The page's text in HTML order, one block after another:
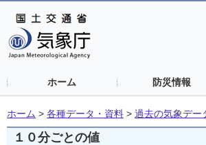
ホーム 防災情報
ホーム > 各種データ・資料 > 過去の気象デー
１０分ごとの値